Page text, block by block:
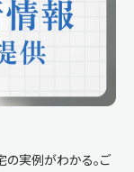
実例がわかる。ご